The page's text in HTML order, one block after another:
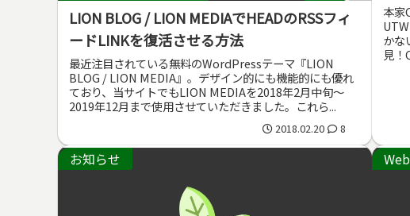
LION BLOG / LION MEDIAでHEADのRSSフィ
ードLINKを復活させる方法
最近注目されている無料のWordPressテーマ『LION
BLOG / LION MEDIA』。デザイン的にも機能的にも優れ
ており、当サイトでもLION MEDIAを2018年2月中旬～
2019年12月まで使用させていただきました。これら...
2018.02.20 8
本
かな
見
お知らせ Web